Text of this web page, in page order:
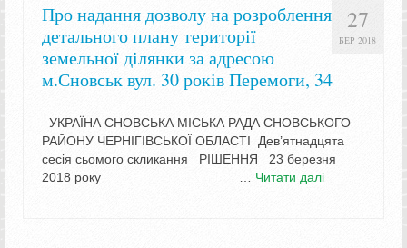
27
БЕР 2018
Про надання дозволу на розроблення
детального плану території
земельної ділянки за адресою
м.Сновськ вул. 30 років Перемоги, 34
УКРАЇНА СНОВСЬКА МІСЬКА РАДА СНОВСЬКОГО
РАЙОНУ ЧЕРНІГІВСЬКОЇ ОБЛАСТІ Дев’ятнадцята
сесія сьомого скликання РІШЕННЯ 23 березня
2018 року … Читати далі